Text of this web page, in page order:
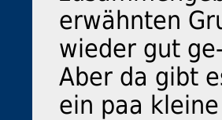
erwähnten
wieder gut
Aber da gibt
ein paa